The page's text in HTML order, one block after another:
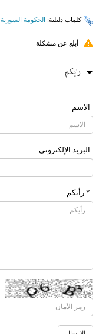
کلمات دلیلیة: الحكومة السورية
أبلغ عن مشكلة
رایکم
الاسم
البرید الإلکتروني
* رأیکم